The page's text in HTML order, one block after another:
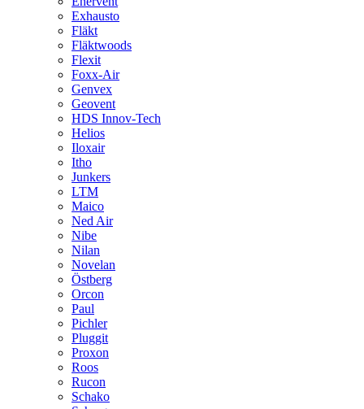
Exhausto
Fläkt
Fläktwoods
Flexit
Foxx-Air
Genvex
Geovent
HDS Innov-Tech
Helios
Iloxair
Itho
Junkers
LTM
Maico
Ned Air
Nibe
Nilan
Novelan
Östberg
Orcon
Paul
Pichler
Pluggit
Proxon
Roos
Rucon
Schako